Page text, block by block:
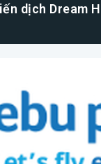
dịch Dream